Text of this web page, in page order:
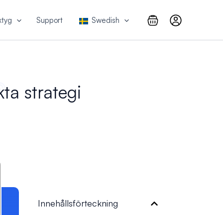
Support Swedish
strategi
Innehållsförteckning